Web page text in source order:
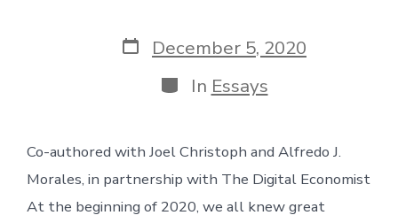
Post
date
December 5, 2020
Categories
In Essays
Co-authored with Joel Christoph and Alfredo J.
Morales, in partnership with The Digital Economist
At the beginning of 2020, we all knew great